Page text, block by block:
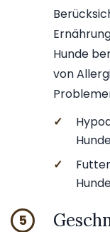
Hunde
von
✓
✓
5